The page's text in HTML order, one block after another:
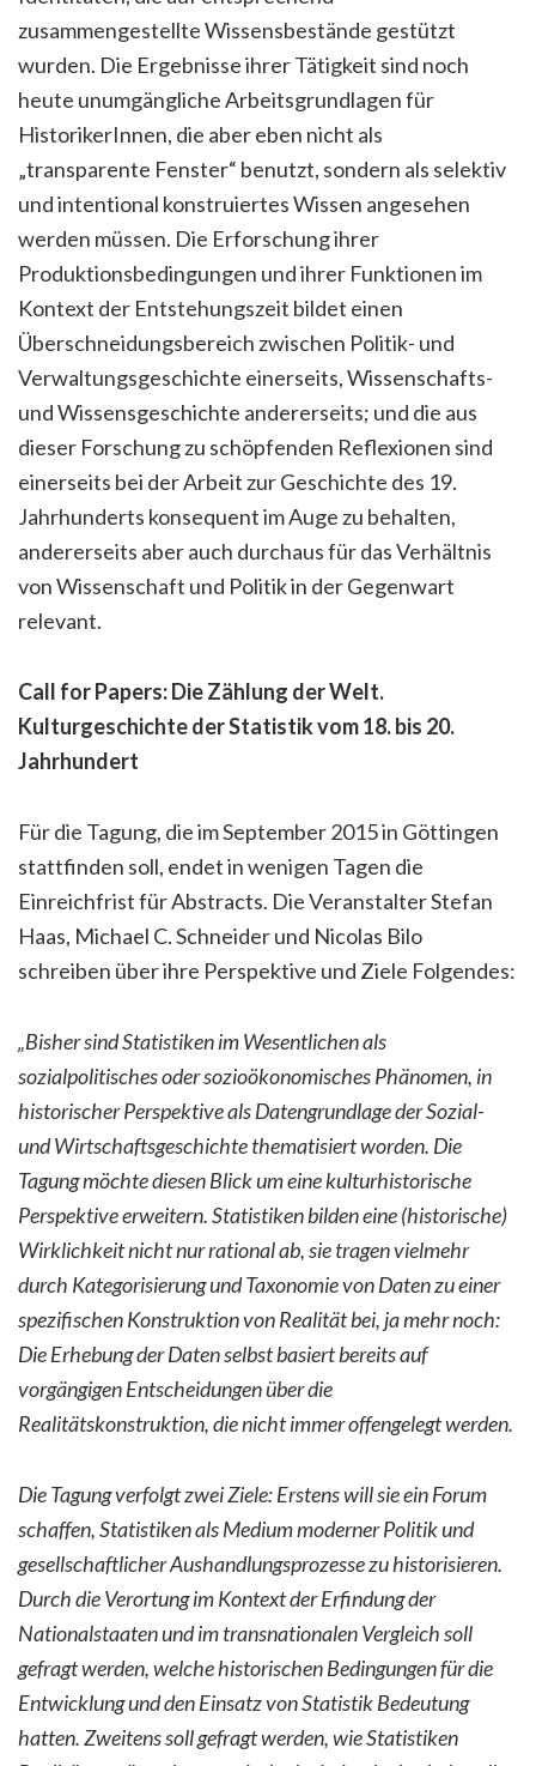
zusammengestellte Wissensbestände gestützt
wurden. Die Ergebnisse ihrer Tätigkeit sind noch
heute unumgängliche Arbeitsgrundlagen für
HistorikerInnen, die aber eben nicht als
„transparente Fenster“ benutzt, sondern als selektiv
und intentional konstruiertes Wissen angesehen
werden müssen. Die Erforschung ihrer
Produktionsbedingungen und ihrer Funktionen im
Kontext der Entstehungszeit bildet einen
Überschneidungsbereich zwischen Politik- und
Verwaltungsgeschichte einerseits, Wissenschafts-
und Wissensgeschichte andererseits; und die aus
dieser Forschung zu schöpfenden Reflexionen sind
einerseits bei der Arbeit zur Geschichte des 19.
Jahrhunderts konsequent im Auge zu behalten,
andererseits aber auch durchaus für das Verhältnis
von Wissenschaft und Politik in der Gegenwart
relevant.
Call for Papers: Die Zählung der Welt.
Kulturgeschichte der Statistik vom 18. bis 20.
Jahrhundert
Für die Tagung, die im September 2015 in Göttingen
stattfinden soll, endet in wenigen Tagen die
Einreichfrist für Abstracts. Die Veranstalter Stefan
Haas, Michael C. Schneider und Nicolas Bilo
schreiben über ihre Perspektive und Ziele Folgendes:
„Bisher sind Statistiken im Wesentlichen als
sozialpolitisches oder sozioökonomisches Phänomen, in
historischer Perspektive als Datengrundlage der Sozial-
und Wirtschaftsgeschichte thematisiert worden. Die
Tagung möchte diesen Blick um eine kulturhistorische
Perspektive erweitern. Statistiken bilden eine (historische)
Wirklichkeit nicht nur rational ab, sie tragen vielmehr
durch Kategorisierung und Taxonomie von Daten zu einer
spezifischen Konstruktion von Realität bei, ja mehr noch:
Die Erhebung der Daten selbst basiert bereits auf
vorgängigen Entscheidungen über die
Realitätskonstruktion, die nicht immer offengelegt werden.
Die Tagung verfolgt zwei Ziele: Erstens will sie ein Forum
schaffen, Statistiken als Medium moderner Politik und
gesellschaftlicher Aushandlungsprozesse zu historisieren.
Durch die Verortung im Kontext der Erfindung der
Nationalstaaten und im transnationalen Vergleich soll
gefragt werden, welche historischen Bedingungen für die
Entwicklung und den Einsatz von Statistik Bedeutung
hatten. Zweitens soll gefragt werden, wie Statistiken